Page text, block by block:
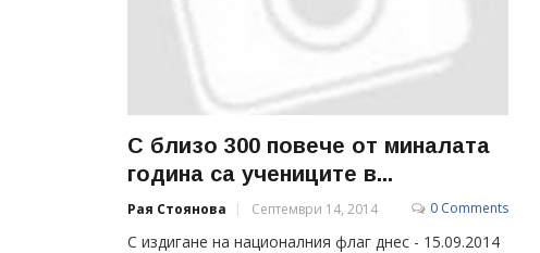
С близо 300 повече от миналата
година са учениците в...
Рая Стоянова Септември 14, 2014 0 Comments
С издигане на националния флаг днес - 15.09.2014